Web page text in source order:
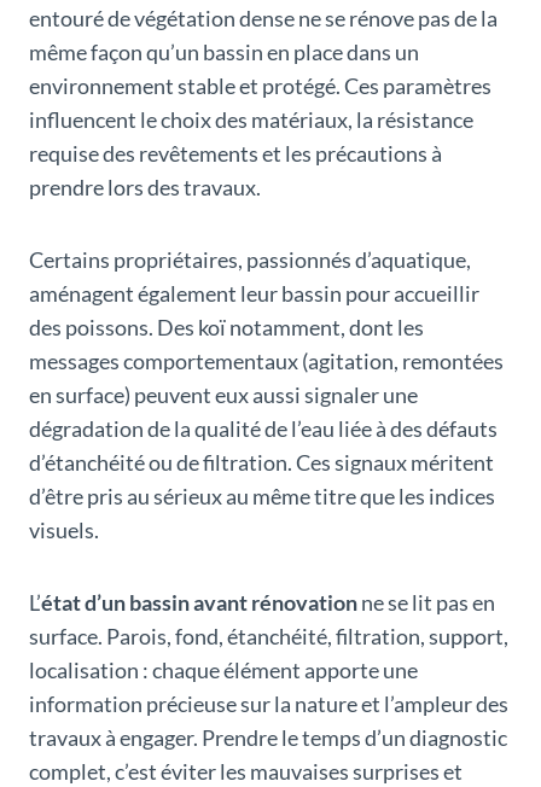
entouré de végétation dense ne se rénove pas de la
même façon qu’un bassin en place dans un
environnement stable et protégé. Ces paramètres
influencent le choix des matériaux, la résistance
requise des revêtements et les précautions à
prendre lors des travaux.
Certains propriétaires, passionnés d’aquatique,
aménagent également leur bassin pour accueillir
des poissons. Des koï notamment, dont les
messages comportementaux (agitation, remontées
en surface) peuvent eux aussi signaler une
dégradation de la qualité de l’eau liée à des défauts
d’étanchéité ou de filtration. Ces signaux méritent
d’être pris au sérieux au même titre que les indices
visuels.
L’état d’un bassin avant rénovationne se lit pas en
surface. Parois, fond, étanchéité, filtration, support,
localisation : chaque élément apporte une
information précieuse sur la nature et l’ampleur des
travaux à engager. Prendre le temps d’un diagnostic
complet, c’est éviter les mauvaises surprises et